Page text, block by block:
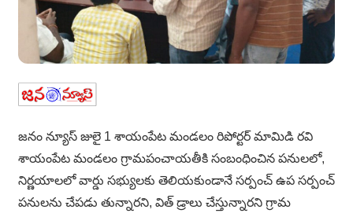
జనం న్యూస్ జులై 1 శాయంపేట మండలం రిపోర్టర్ మామిడి రవి
శాయంపేట మండలం గ్రామపంచాయతీకి సంబంధించిన పనులలో,
నిర్ణయాలలో వార్డు సభ్యులకు తెలియకుండానే సర్పంచ్ ఉప సర్పంచ్
పనులను చేపడు తున్నారని, విత్ డ్రాలు చేస్తున్నారని గ్రామ